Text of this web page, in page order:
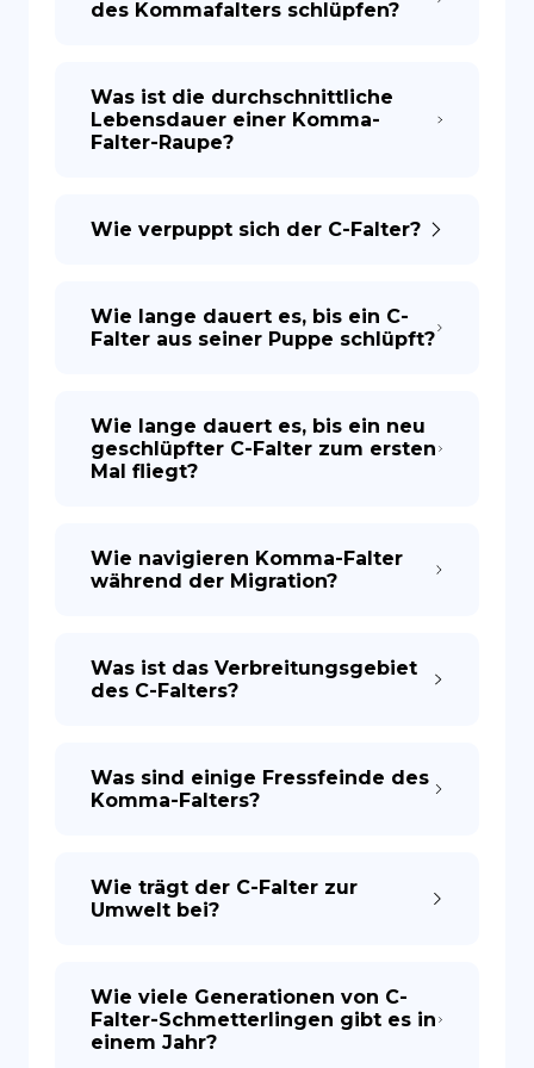
des Kommafalters schlüpfen?
Was ist die durchschnittliche
Lebensdauer einer Komma-
Falter-Raupe?
Wie verpuppt sich der C-Falter?
Wie lange dauert es, bis ein C-
Falter aus seiner Puppe schlüpft?
Wie lange dauert es, bis ein neu
geschlüpfter C-Falter zum ersten
Mal fliegt?
Wie navigieren Komma-Falter
während der Migration?
Was ist das Verbreitungsgebiet
des C-Falters?
Was sind einige Fressfeinde des
Komma-Falters?
Wie trägt der C-Falter zur
Umwelt bei?
Wie viele Generationen von C-
Falter-Schmetterlingen gibt es in
einem Jahr?